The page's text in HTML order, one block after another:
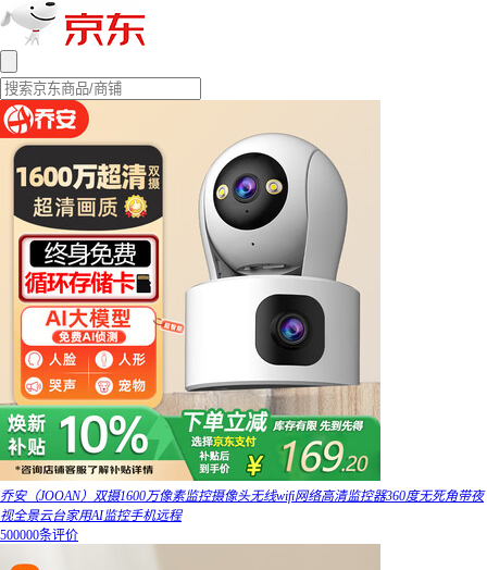
乔安（JOOAN）双摄1600万像素监控摄像头无线wifi网络高清监控器360度无死角带夜
视全景云台家用AI监控手机远程
500000条评价